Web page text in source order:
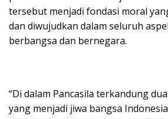
tersebut menjadi fondasi moral
dan diwujudkan dalam seluruh
berbangsa dan bernegara.
“Di dalam Pancasila terkandung
yang menjadi jiwa bangsa